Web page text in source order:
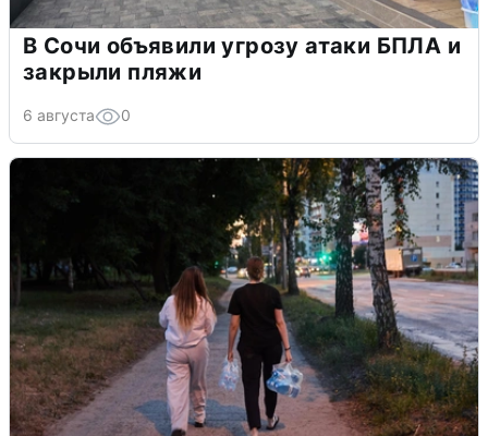
В Сочи объявили угрозу атаки БПЛА и
закрыли пляжи
6 августа 0